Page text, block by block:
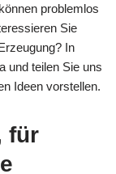
problemlos
Sie
In
und teilen Sie uns
Ideen vorstellen.
für